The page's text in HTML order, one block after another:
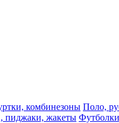
комбинезоны Поло,
пиджаки, жакеты